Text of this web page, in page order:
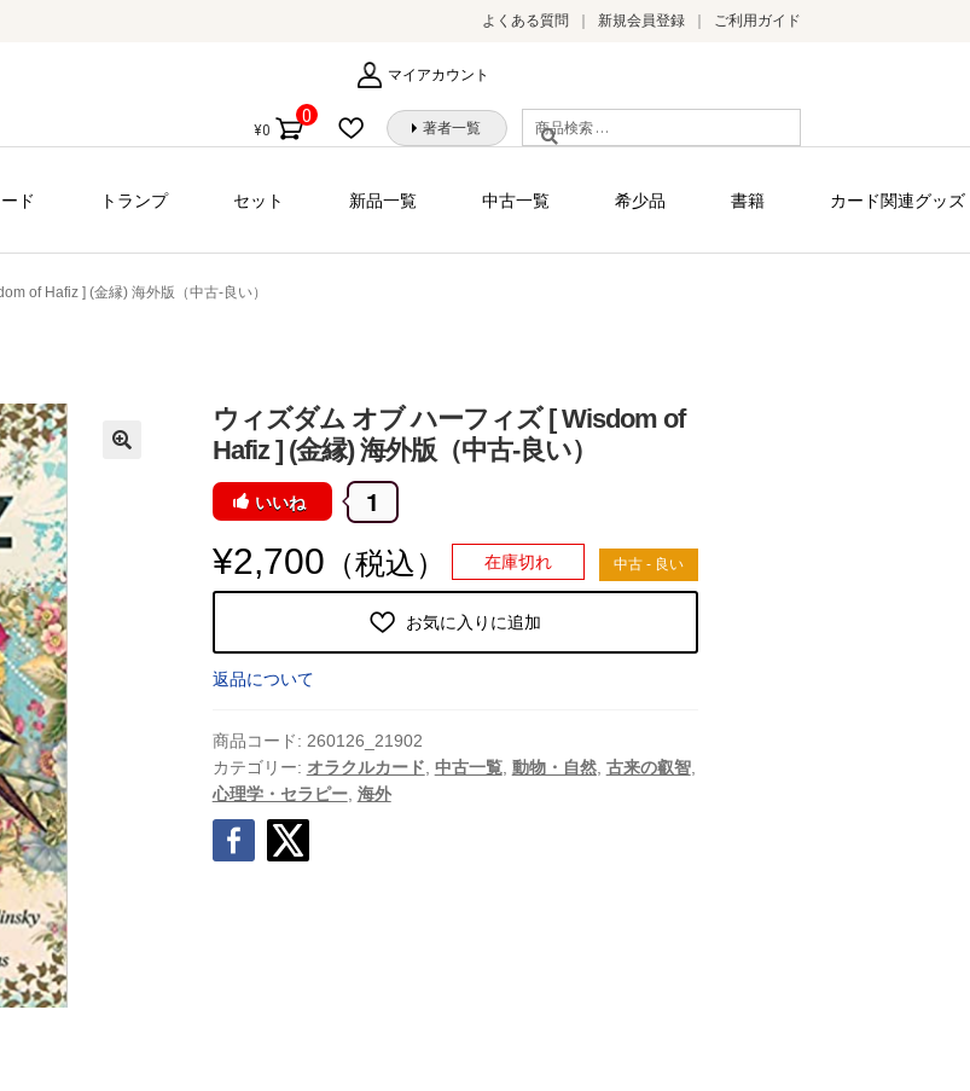
よくある質問 新規会員登録 ご利用ガイド
マイアカウント
検
索
象:
著者一覧
¥0
0
個
ド トランプ セット 新品一覧 中古一覧 希少品 書籍 カード関連グッズ
of Hafiz ] (金縁) 海外版（中古-良い）
ウィズダム オブ ハーフィズ [ Wisdom of
Hafiz ] (金縁) 海外版（中古-良い）
いいね 1
中古 - 良い
¥2,700 （税込） 在庫切れ
お気に入りに追加
返品について
商品コード: 260126_21902
カテゴリー: オラクルカード, 中古一覧, 動物・自然, 古来の叡智,
心理学・セラピー, 海外